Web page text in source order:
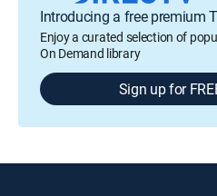
Introducing a free premium
Enjoy a curated selection of
On Demand library
Sign up for